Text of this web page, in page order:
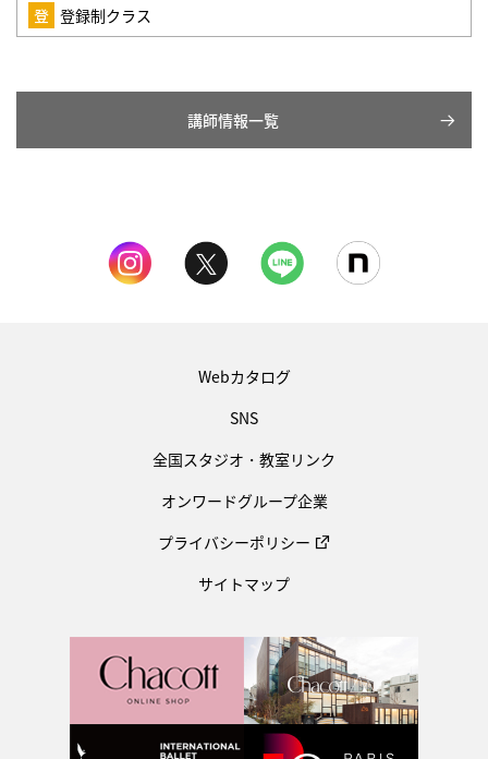
登録制クラス
講師情報一覧
Webカタログ
SNS
全国スタジオ・教室リンク
オンワードグループ企業
プライバシーポリシー
サイトマップ